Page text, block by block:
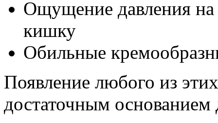
Ощущение давления
кишку
Обильные
Появление любого из
достаточным основанием